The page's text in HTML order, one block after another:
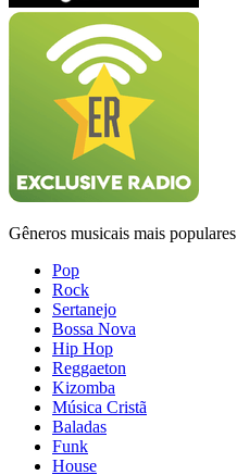
Gêneros musicais mais populares
Pop
Rock
Sertanejo
Bossa Nova
Hip Hop
Reggaeton
Kizomba
Música Cristã
Baladas
Funk
House